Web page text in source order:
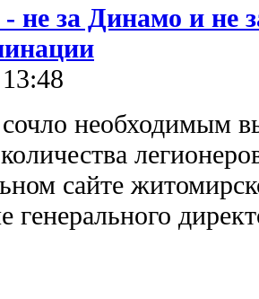
- не за Динамо и не
необходимым
сайте
генерального